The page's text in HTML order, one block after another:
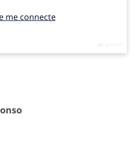
documentaire ont bien reçu une
la marque au cheval cabré les
et ont partagé avec lui leur
bien) pas vieilli.